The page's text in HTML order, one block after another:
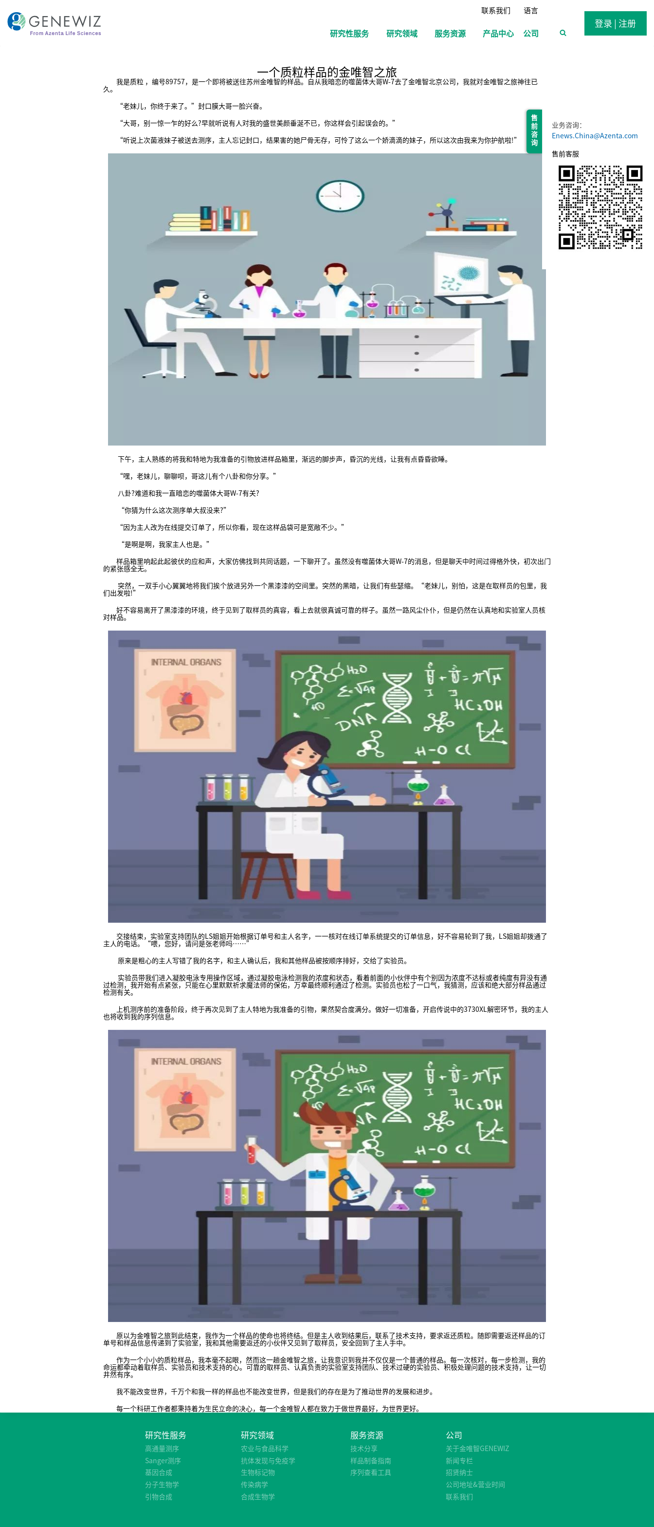
联系我们 语言
研究性服务 研究领域 服务资源 产品中心 公司
登录 | 注册
一个质粒样品的金唯智之旅
我是质粒 ，编号89757，是一个即将被送往苏州金唯智的样品。自从我暗恋的噬菌体大哥W-7去了金唯智北京公司，我就对金唯智之旅神往已
久。
“老妹儿，你终于来了。”封口膜大哥一脸兴奋。
“大哥，别一惊一乍的好么?早就听说有人对我的盛世美颜垂涎不已，你这样会引起误会的。”
“听说上次菌液妹子被送去测序，主人忘记封口，结果害的她尸骨无存，可怜了这么一个娇滴滴的妹子，所以这次由我来为你护航啦!”
下午，主人熟练的将我和特地为我准备的引物放进样品箱里，渐远的脚步声，昏沉的光线，让我有点昏昏欲睡。
“嘿，老妹儿，聊聊呗，哥这儿有个八卦和你分享。”
八卦?难道和我一直暗恋的噬菌体大哥W-7有关?
“你猜为什么这次测序单大叔没来?”
“因为主人改为在线提交订单了，所以你看，现在这样品袋可是宽敞不少。”
“是啊是啊，我家主人也是。”
样品箱里响起此起彼伏的应和声，大家仿佛找到共同话题，一下聊开了。虽然没有噬菌体大哥W-7的消息，但是聊天中时间过得格外快，初次出门
的紧张感全无。
突然，一双手小心翼翼地将我们挨个放进另外一个黑漆漆的空间里。突然的黑暗，让我们有些瑟缩。“老妹儿，别怕，这是在取样员的包里，我
们出发啦!”
好不容易离开了黑漆漆的环境，终于见到了取样员的真容，看上去就很真诚可靠的样子。虽然一路风尘仆仆，但是仍然在认真地和实验室人员核
对样品。
交接结束，实验室支持团队的LS姐姐开始根据订单号和主人名字，一一核对在线订单系统提交的订单信息，好不容易轮到了我，LS姐姐却拨通了
主人的电话。“喂，您好，请问是张老师吗……”
原来是粗心的主人写错了我的名字，和主人确认后，我和其他样品被按顺序排好，交给了实验员。
实验员带我们进入凝胶电泳专用操作区域，通过凝胶电泳检测我的浓度和状态，看着前面的小伙伴中有个别因为浓度不达标或者纯度有异没有通
过检测，我开始有点紧张，只能在心里默默祈求魔法师的保佑，万幸最终顺利通过了检测。实验员也松了一口气，我猜测，应该和绝大部分样品通过
检测有关。
上机测序前的准备阶段，终于再次见到了主人特地为我准备的引物，果然契合度满分。做好一切准备，开启传说中的3730XL解密环节，我的主人
也将收到我的序列信息。
原以为金唯智之旅到此结束，我作为一个样品的使命也将终结。但是主人收到结果后，联系了技术支持，要求返还质粒。随即需要返还样品的订
单号和样品信息传递到了实验室，我和其他需要返还的小伙伴又见到了取样员，安全回到了主人手中。
作为一个小小的质粒样品，我本毫不起眼，然而这一趟金唯智之旅，让我意识到我并不仅仅是一个普通的样品。每一次核对，每一步检测，我的
命运都牵动着取样员、实验员和技术支持的心。可靠的取样员、认真负责的实验室支持团队、技术过硬的实验员、积极处理问题的技术支持，让一切
井然有序。
我不能改变世界，千万个和我一样的样品也不能改变世界，但是我们的存在是为了推动世界的发展和进步。
每一个科研工作者都秉持着为生民立命的决心，每一个金唯智人都在致力于做世界最好，为世界更好。
研究性服务
高通量测序
Sanger测序
基因合成
分子生物学
引物合成
研究领域
农业与食品科学
抗体发现与免疫学
生物标记物
传染病学
合成生物学
服务资源
技术分享
样品制备指南
序列查看工具
公司
关于金唯智GENEWIZ
新闻专栏
招贤纳士
公司地址&营业时间
联系我们
售 前 咨 询
业务咨询：
Enews.China@Azenta.com
售前客服